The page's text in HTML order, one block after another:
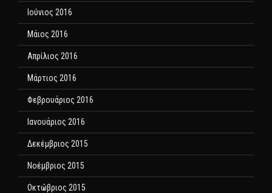
Ιούνιος 2016
Μάιος 2016
Απρίλιος 2016
Μάρτιος 2016
Φεβρουάριος 2016
Ιανουάριος 2016
Δεκέμβριος 2015
Νοέμβριος 2015
Οκτώβριος 2015